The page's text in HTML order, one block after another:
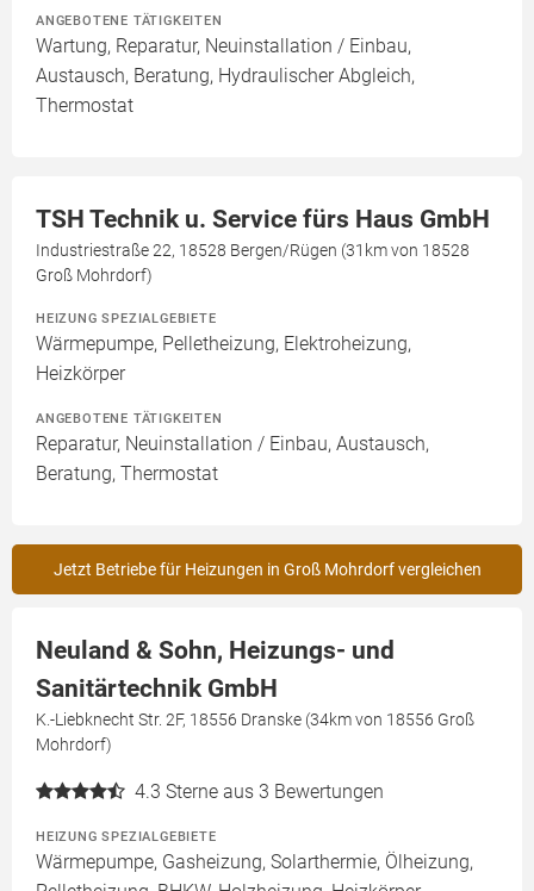
ANGEBOTENE TÄTIGKEITEN
Wartung, Reparatur, Neuinstallation / Einbau,
Austausch, Beratung, Hydraulischer Abgleich,
Thermostat
TSH Technik u. Service fürs Haus GmbH
Industriestraße 22, 18528 Bergen/Rügen (31km von 18528
Groß Mohrdorf)
HEIZUNG SPEZIALGEBIETE
Wärmepumpe, Pelletheizung, Elektroheizung,
Heizkörper
ANGEBOTENE TÄTIGKEITEN
Reparatur, Neuinstallation / Einbau, Austausch,
Beratung, Thermostat
Jetzt Betriebe für Heizungen in Groß Mohrdorf vergleichen
Neuland & Sohn, Heizungs- und
Sanitärtechnik GmbH
K.-Liebknecht Str. 2F, 18556 Dranske (34km von 18556 Groß
Mohrdorf)
4.3 Sterne aus 3 Bewertungen
HEIZUNG SPEZIALGEBIETE
Wärmepumpe, Gasheizung, Solarthermie, Ölheizung,